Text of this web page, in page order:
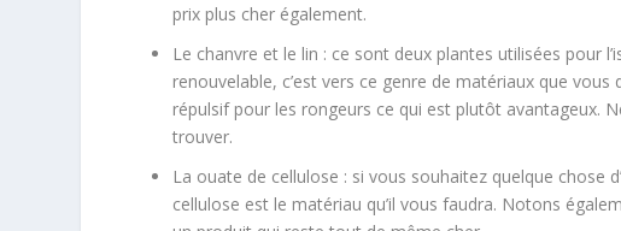
prix plus cher également.
Le chanvre et le lin : ce sont deux plantes utilisées pour
renouvelable, c’est vers ce genre de matériaux que
répulsif pour les rongeurs ce qui est plutôt avantageux.
trouver.
La ouate de cellulose : si vous souhaitez quelque chose
cellulose est le matériau qu’il vous faudra. Notons